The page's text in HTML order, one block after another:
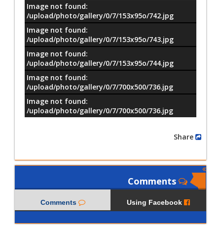
–/9
Image not found:
/upload/photo/gallery/0/7/153x95o/742.jpg
Image not found:
/upload/photo/gallery/0/7/153x95o/743.jpg
Image not found:
/upload/photo/gallery/0/7/153x95o/744.jpg
Image not found:
/upload/photo/gallery/0/7/700x500/736.jpg
Image not found:
/upload/photo/gallery/0/7/700x500/736.jpg
Comments